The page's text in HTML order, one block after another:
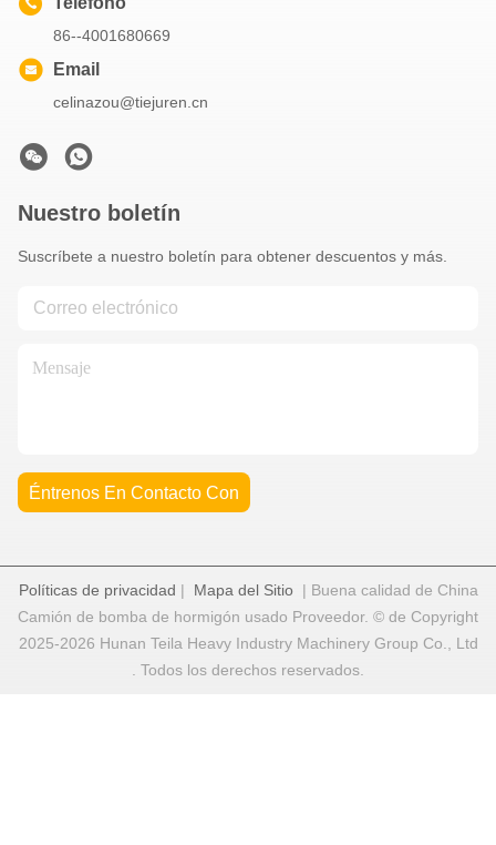
86--4001680669
Email
celinazou@tiejuren.cn
Nuestro boletín
Suscríbete a nuestro boletín para obtener descuentos y más.
Éntrenos En Contacto Con
Políticas de privacidad | Mapa del Sitio| Buena calidad de China
Camión de bomba de hormigón usado Proveedor. © de Copyright
2025-2026 Hunan Teila Heavy Industry Machinery Group Co., Ltd
. Todos los derechos reservados.